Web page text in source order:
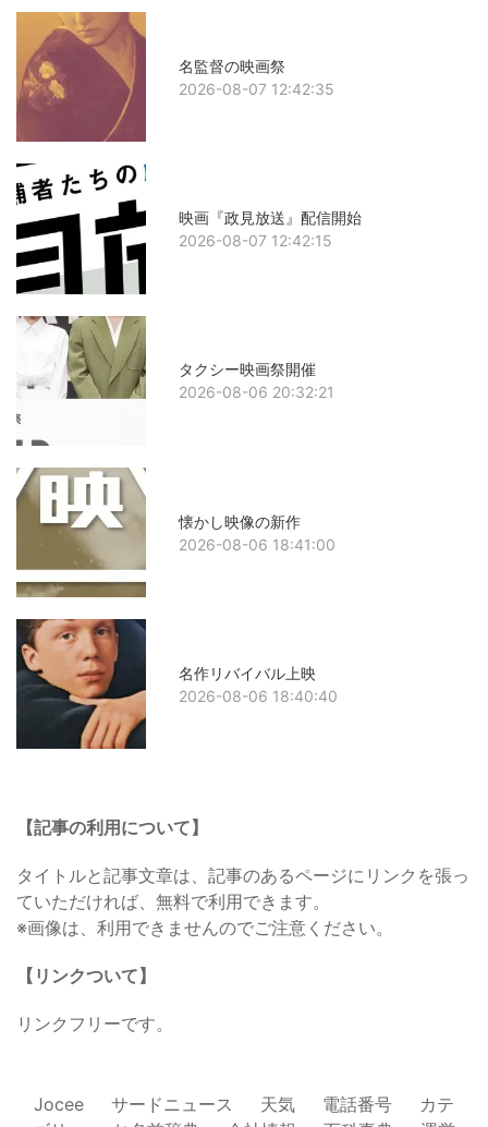
名監督の映画祭
2026-08-07 12:42:35
映画『政見放送』配信開始
2026-08-07 12:42:15
タクシー映画祭開催
2026-08-06 20:32:21
懐かし映像の新作
2026-08-06 18:41:00
名作リバイバル上映
2026-08-06 18:40:40
【記事の利用について】
タイトルと記事文章は、記事のあるページにリンクを張っ
ていただければ、無料で利用できます。
※画像は、利用できませんのでご注意ください。
【リンクついて】
リンクフリーです。
Jocee サードニュース 天気 電話番号
カテ